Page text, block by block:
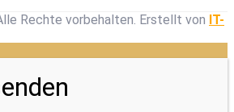
Rechte vorbehalten. Erstellt von IT-